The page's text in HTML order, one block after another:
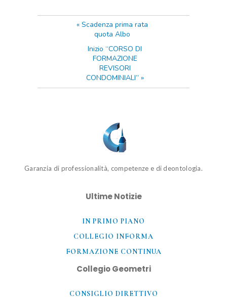
« Scadenza prima rata
quota Albo
Inizio “CORSO DI
FORMAZIONE
REVISORI
CONDOMINIALI” »
Garanzia di professionalità, competenze e di deontologia.
Ultime Notizie
IN PRIMO PIANO
COLLEGIO INFORMA
FORMAZIONE CONTINUA
Collegio Geometri
CONSIGLIO DIRETTIVO